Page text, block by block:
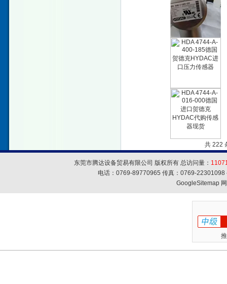
共 222
东莞市腾达设备贸易有限公司 版权所有 总访问量：
电话：0769-89770965 传真：0769-
GoogleSitemap网